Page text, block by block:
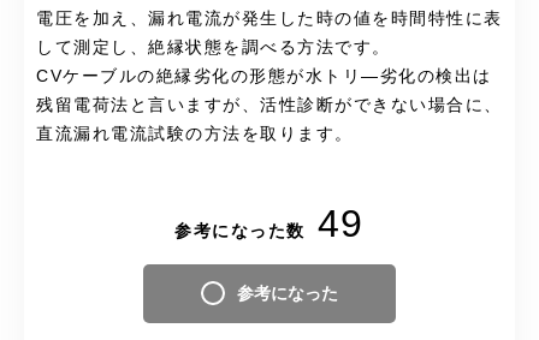
電圧を加え、漏れ電流が発生した時の値を時間特性に表
して測定し、絶縁状態を調べる方法です。
CVケーブルの絶縁劣化の形態が水トリ―劣化の検出は
残留電荷法と言いますが、活性診断ができない場合に、
直流漏れ電流試験の方法を取ります。
参考になった数 49
参考になった